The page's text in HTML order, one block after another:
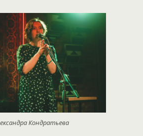
Кондратьева